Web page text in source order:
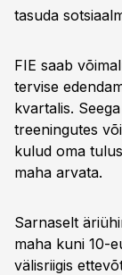
tasuda
FIE saab
tervise
kvartalis.
treeningutes
kulud oma
maha arvata.
Sarnaselt
maha kuni 10-
välisriigis